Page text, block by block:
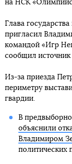
на НСК
Глава
пригласил
командой «Игр
сообщил источник
Из-за приезда
периметру
гвардии.
В
объяснили
Владимиром
политических